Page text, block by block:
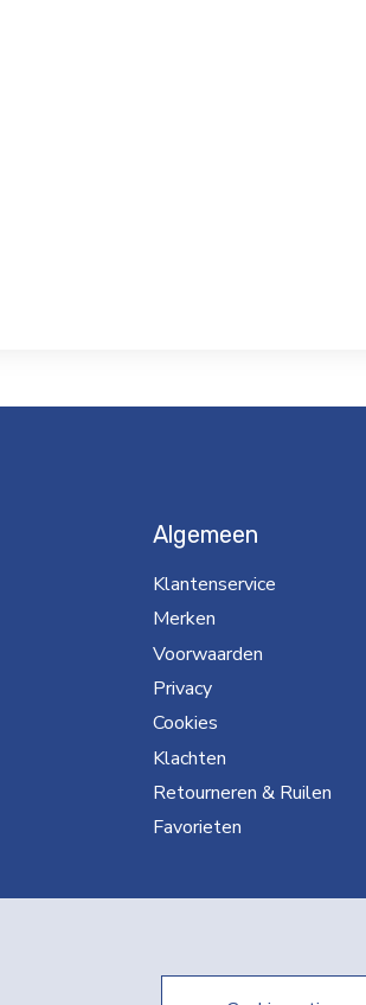
Algemeen
Klantenservice
Merken
Voorwaarden
Privacy
Cookies
Klachten
Retourneren & Ruilen
Favorieten